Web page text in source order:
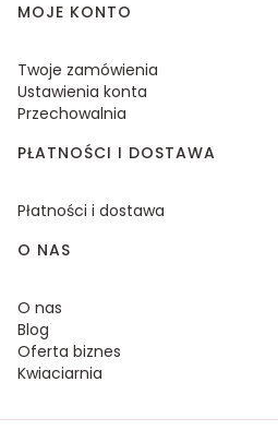
MOJE KONTO
Twoje zamówienia
Ustawienia konta
Przechowalnia
PŁATNOŚCI I DOSTAWA
Płatności i dostawa
O NAS
O nas
Blog
Oferta biznes
Kwiaciarnia